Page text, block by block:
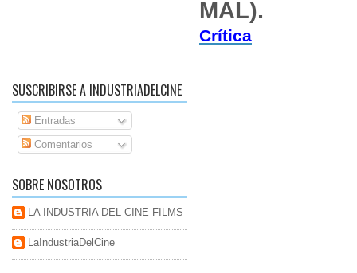
SUSCRIBIRSE A INDUSTRIADELCINE
Entradas
Comentarios
SOBRE NOSOTROS
LA INDUSTRIA DEL CINE FILMS
LaIndustriaDelCine
MAL).
Crítica